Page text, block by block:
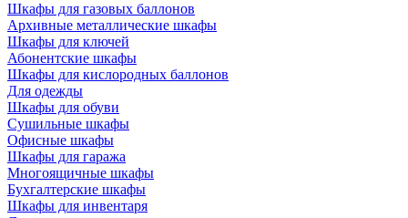
Шкафы для газовых баллонов
Архивные металлические шкафы
Шкафы для ключей
Абонентские шкафы
Шкафы для кислородных баллонов
Для одежды
Шкафы для обуви
Сушильные шкафы
Офисные шкафы
Шкафы для гаража
Многоящичные шкафы
Бухгалтерские шкафы
Шкафы для инвентаря